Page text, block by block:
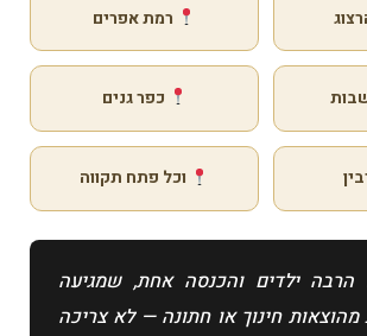
רמת אפרים
כפר גנים
וכל פתח תקווה
ילדים והכנסה אחת, שמגיעה
מהוצאות חינוך או חתונה — לא צריכה